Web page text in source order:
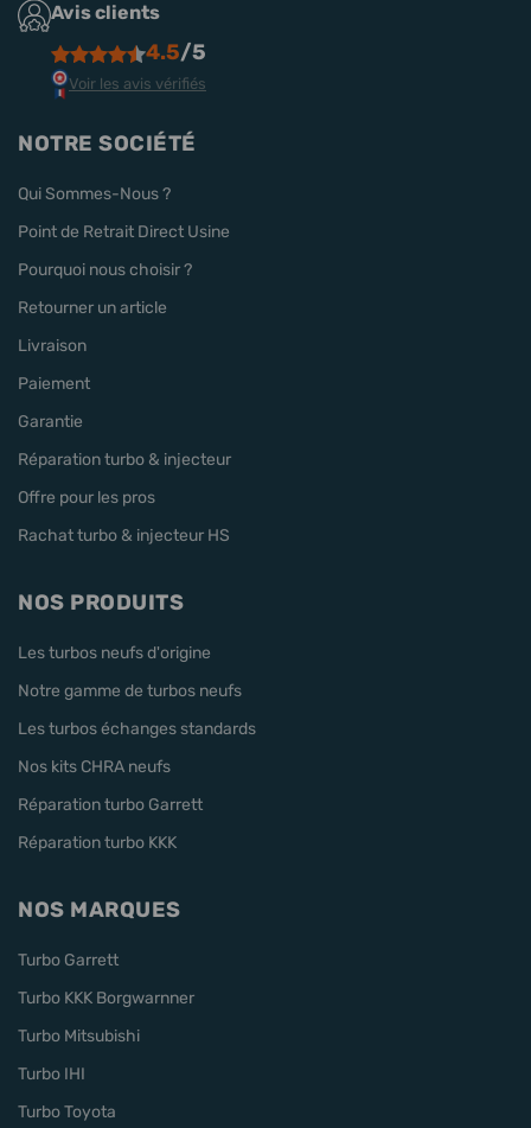
Avis clients
4.5/5
Voir les avis vérifiés
NOTRE SOCIÉTÉ
Qui Sommes-Nous ?
Point de Retrait Direct Usine
Pourquoi nous choisir ?
Retourner un article
Livraison
Paiement
Garantie
Réparation turbo & injecteur
Offre pour les pros
Rachat turbo & injecteur HS
NOS PRODUITS
Les turbos neufs d'origine
Notre gamme de turbos neufs
Les turbos échanges standards
Nos kits CHRA neufs
Réparation turbo Garrett
Réparation turbo KKK
NOS MARQUES
Turbo Garrett
Turbo KKK Borgwarnner
Turbo Mitsubishi
Turbo IHI
Turbo Toyota